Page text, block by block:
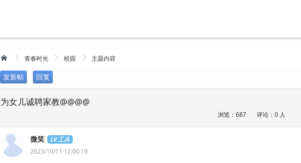
青春时光 校园 主题内容
发新帖 回复
为女儿诚聘家教@@@@
浏览：687 评论：0 人
微笑
LV.工兵
2023/10/11 12:00:19